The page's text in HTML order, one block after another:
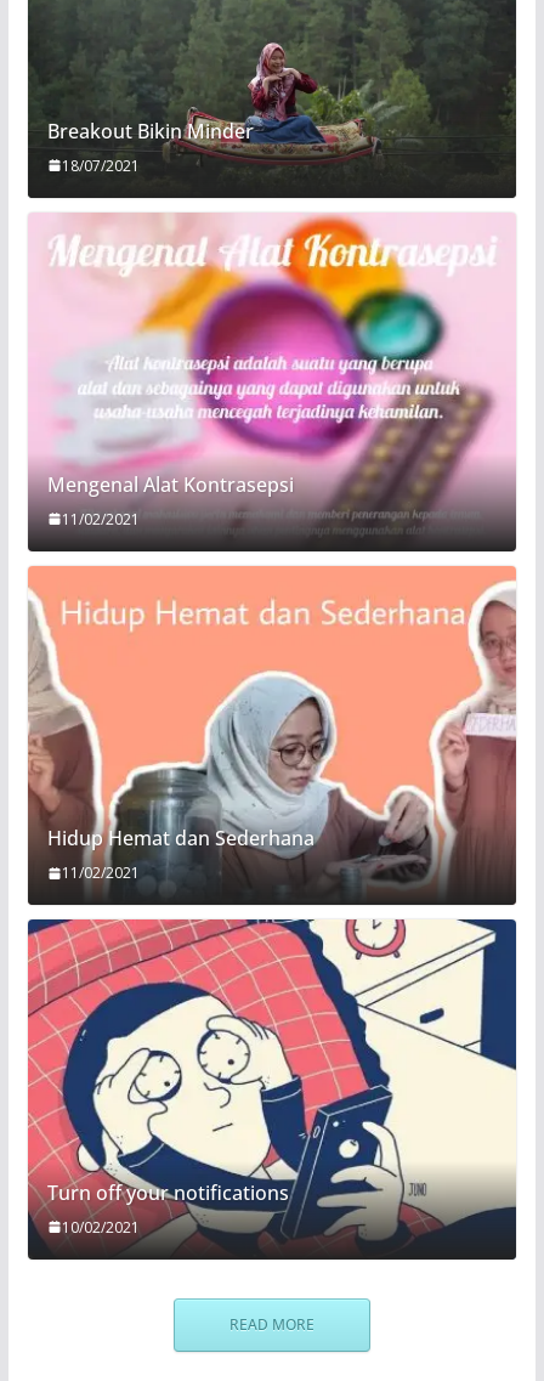
Breakout Bikin Minder
18/07/2021
Mengenal Alat Kontrasepsi
11/02/2021
Hidup Hemat dan Sederhana
11/02/2021
Turn off your notifications
10/02/2021
READ MORE